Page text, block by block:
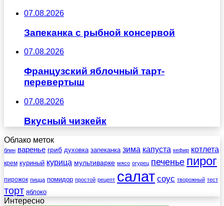
07.08.2026
Запеканка с рыбной консервой
07.08.2026
Французский яблочный тарт-
перевертыш
07.08.2026
Вкусный чизкейк
Облако меток
блин варенье гриб духовка запеканка зима капуста кефир котлета
крем куриный курица мультиварке мясо огурец печенье пирог
пирожок пицца помидор простой рецепт салат соус творожный тест
торт яблоко
Интересно